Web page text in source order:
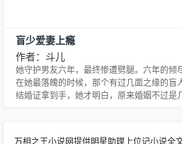
盲少爱妻上瘾
作者：斗儿
她守护男友六年，最终惨遭劈腿。六年的倾
在她最落魄的时候，那个有过几面之缘的盲
结婚证拿到手，她才明白，原来婚姻不过是
万相之王小说网提供明星助理上位记小说全